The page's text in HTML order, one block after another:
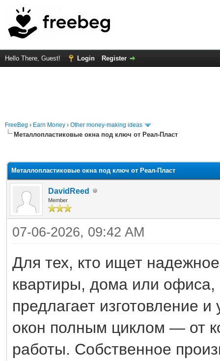
Hello There, Guest! Login Register
FreeBeg › Earn Money › Other money-making ideas
Металлопластиковые окна под ключ от Реал-Пласт
Металлопластиковые окна под ключ от Реал-Пласт
DavidReed
Member
07-06-2026, 09:42 AM
Для тех, кто ищет
квартиры, дома или
предлагает изготовление
окон полным циклом — от
работы. Собственное